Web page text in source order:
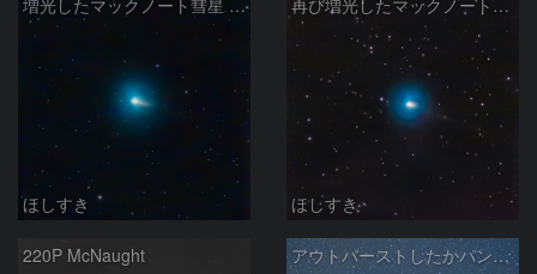
増光したマックノート彗星 220P
ほしすき
再び増光したマックノート彗星 220P
ほしすき
220P McNaught アウトバーストしたかパンスターズ彗星 C/2015 ER61